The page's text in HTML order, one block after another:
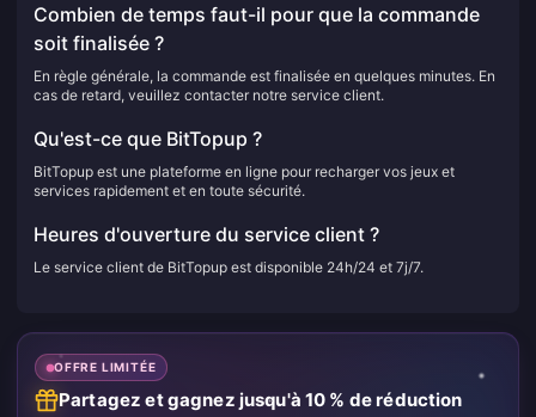
Combien de temps faut-il pour que la commande
soit finalisée ?
En règle générale, la commande est finalisée en quelques minutes. En
cas de retard, veuillez contacter notre service client.
Qu'est-ce que BitTopup ?
BitTopup est une plateforme en ligne pour recharger vos jeux et
services rapidement et en toute sécurité.
Heures d'ouverture du service client ?
Le service client de BitTopup est disponible 24h/24 et 7j/7.
OFFRE LIMITÉE
Partagez et gagnez jusqu'à 10 % de réduction